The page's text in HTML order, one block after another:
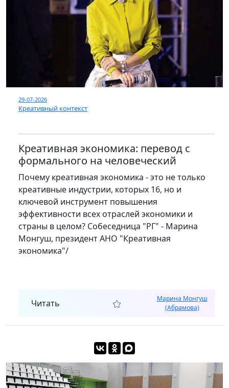
29-07-2026
Креативный контекст
Креативная экономика: перевод с
формального на человеческий
Почему креативная экономика - это не только
креативные индустрии, которых 16, но и
ключевой инструмент повышения
эффективности всех отраслей экономики и
страны в целом? Собеседница "РГ" - Марина
Монгуш, президент АНО "Креативная
экономика"/
Читать
Марина Монгуш
(Абрамова)